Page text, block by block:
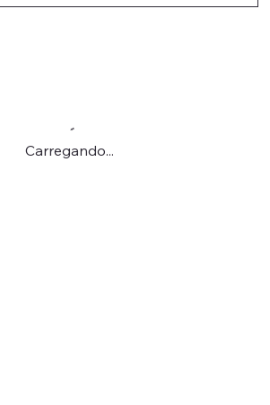
Carregando...